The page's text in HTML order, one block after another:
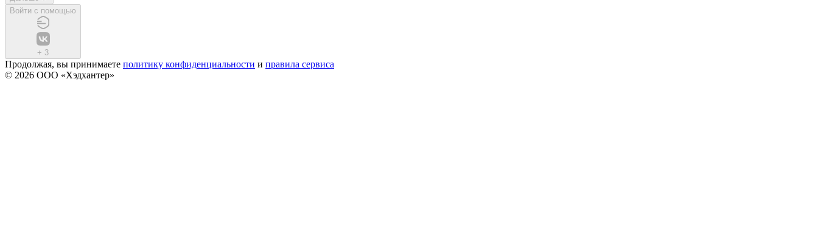
Войти с помощью
+ 3
Продолжая, вы принимаете политику конфиденциальности и правила сервиса
© 2026 ООО «Хэдхантер»